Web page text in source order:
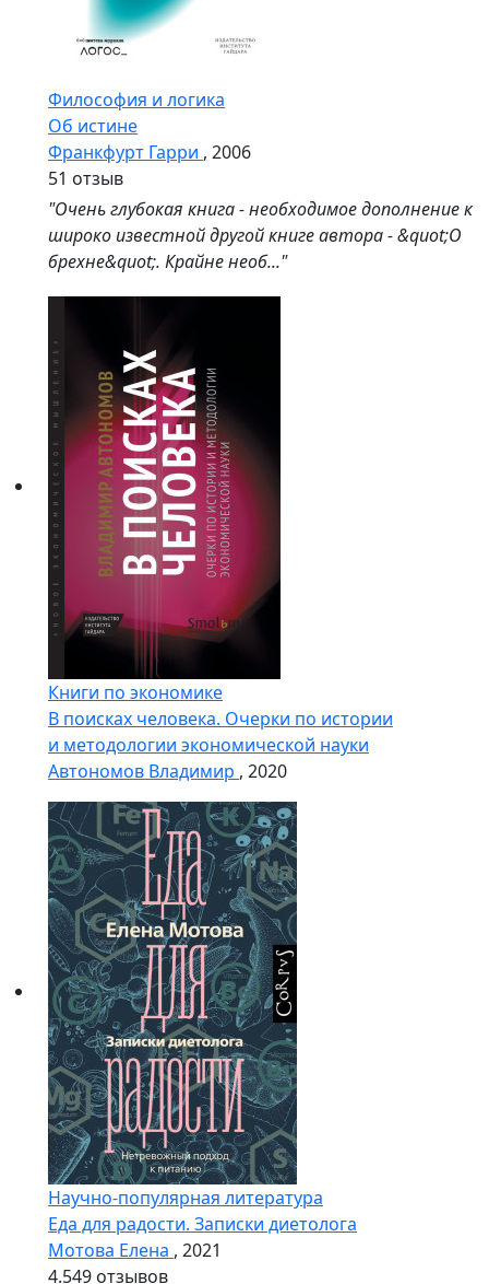
Философия и логика
Об истине
Франкфурт Гарри , 2006
51 отзыв
"Очень глубокая книга - необходимое дополнение к
широко известной другой книге автора - &quot;О
брехне&quot;. Крайне необ..."
Книги по экономике
В поисках человека. Очерки по истории
и методологии экономической науки
Автономов Владимир , 2020
Научно-популярная литература
Еда для радости. Записки диетолога
Мотова Елена , 2021
4.549 отзывов